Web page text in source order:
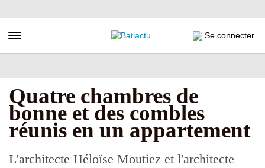
au
principal
Toggle navigation Se connecter
Quatre chambres de
bonne et des combles
réunis en un appartement
L'architecte Héloïse Moutiez et l'architecte